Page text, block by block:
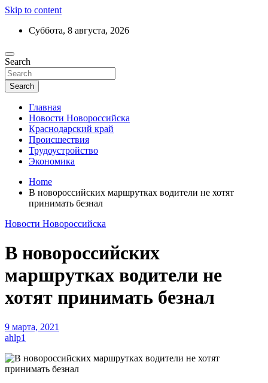
Skip to content
Суббота, 8 августа, 2026
Актуальные новости Новороссийска и
Краснодарского края
Ежедневный дайджест событий региона
Search
Search
Главная
Новости Новороссийска
Краснодарский край
Происшествия
Трудоустройство
Экономика
Home
В новороссийских маршрутках водители не хотят
принимать безнал
Новости Новороссийска
В новороссийских
маршрутках водители не
хотят принимать безнал
9 марта, 2021
ahlp1